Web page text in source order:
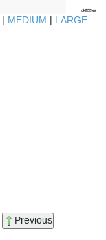
| MEDIUM | LARGE
Previous